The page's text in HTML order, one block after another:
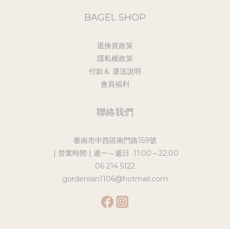
BAGEL SHOP
退換貨政策
隱私權政策
付款＆ 運送說明
會員福利
聯絡我們
臺南市中西區南門路159號
| 營業時間 | 週一～週日 11:00～22:00
06 214 5122
gordenisin1106@hotmail.com